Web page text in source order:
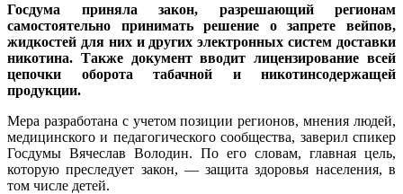
Госдума приняла закон, разрешающий регионам
самостоятельно принимать решение о запрете вейпов,
жидкостей для них и других электронных систем доставки
никотина. Также документ вводит лицензирование всей
цепочки оборота табачной и никотинсодержащей
продукции.
Мера разработана с учетом позиции регионов, мнения людей,
медицинского и педагогического сообщества, заверил спикер
Госдумы Вячеслав Володин. По его словам, главная цель,
которую преследует закон, — защита здоровья населения, в
том числе детей.